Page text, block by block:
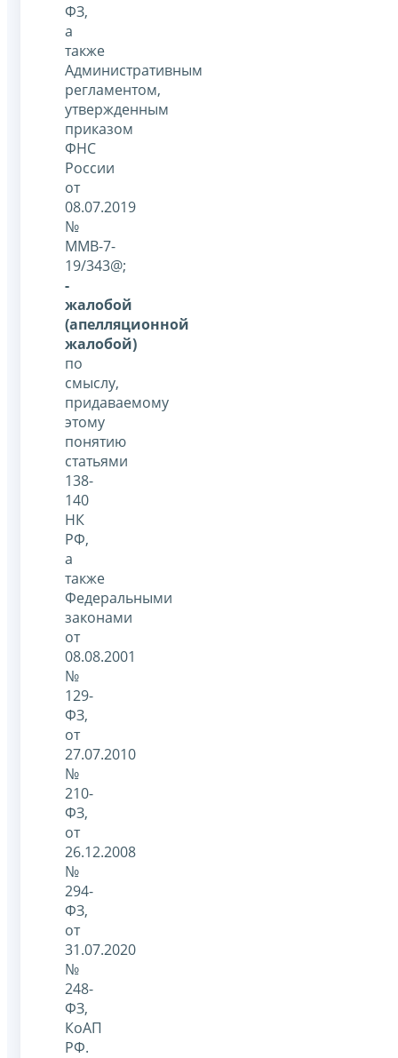
ФЗ,
а
также
Административным
регламентом,
утвержденным
приказом
ФНС
России
от
08.07.2019
№
ММВ-7-
19/343@;
-
жалобой
(апелляционной
жалобой)
по
смыслу,
придаваемому
этому
понятию
статьями
138-
140
НК
РФ,
а
также
Федеральными
законами
от
08.08.2001
№
129-
ФЗ,
от
27.07.2010
№
210-
ФЗ,
от
26.12.2008
№
294-
ФЗ,
от
31.07.2020
№
248-
ФЗ,
КоАП
РФ.